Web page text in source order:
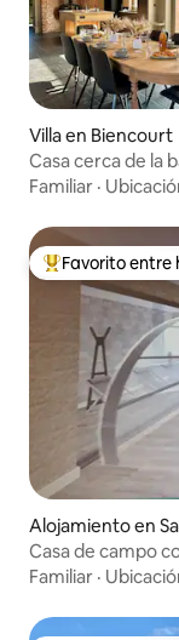
Villa en Biencourt
Casa cerca de la
Familiar ·
Favorito entre
Favorito entre
Alojamiento en
Casa de campo
03/27)
Familiar ·